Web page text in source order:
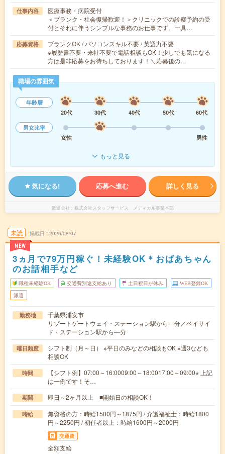
仕事内容
医療事務・病院受付
＜ブランク・社会復帰歓迎！＞クリニックでの診察予約の受
付とそれに伴うシンプルな事務のお仕事です。ー具…
応募資格
ブランクOK / パソコンスキル不要 / 英語力不要
※履歴書不要・来社不要で電話相談もOK！少しでも気になる
方は是非応募をお待ちしております！＼応募後の…
職場の雰囲気
年齢層
20代
30代 40代 50代
60代
男女比率
女性
男性
もっと見る
気になる! 応募へ進む 詳しく見る
派遣会社 株式会社スタッフサービス メディカル事業本部
未読
NEW
掲載日 2026/08/07
3ヵ月で79万円稼ぐ！未経験OK＊おばあちゃん
のお話相手など
職種未経験OK 交通費別途支給あり 土日祝日が休み WEB登録OK
派遣
勤務地
千葉県浦安市
リゾートゲートウェイ・ステーション駅から---分／ベイサイ
ド・ステーション駅から---分
曜日頻度
シフト制（月～日） ※平日のみなどの相談もOK ※週3なども
相談OK
時間
【シフト例】07:00～16:0009:00～18:0017:00～09:00※ 上記
は一例です！そ…
期間 即日～2ヶ月以上 ■開始日の相談OK！
時給
無資格の方：時給1500円～1875円 / 介護福祉士：時給1800
円～2250円 / 初任者以上：時給1600円～2000円
交通費
全額支給